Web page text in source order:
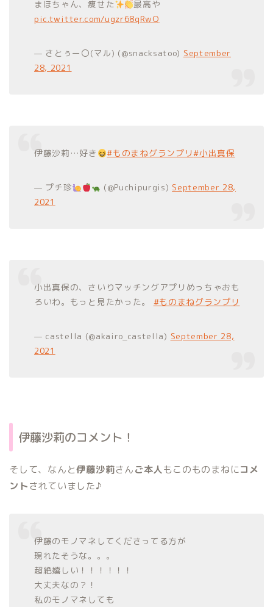
まほちゃん、痩せた
最高や
pic.twitter.com/ugzr68qRwQ
— さとぅー〇(マル) (@snacksatoo) September
28, 2021
伊藤沙莉…好き #ものまねグランプリ#小出真保
— プチ珍 (@Puchipurgis) September 28,
2021
小出真保の、さいりマッチングアプリめっちゃおも
ろいわ。もっと見たかった。 #ものまねグランプリ
— castella (@akairo_castella) September 28,
2021
伊藤沙莉のコメント！
そして、なんと伊藤沙莉さんご本人もこのものまねにコメ
ントされていました♪
伊藤のモノマネしてくださってる方が
現れたそうな。。。
超絶嬉しい！！！！！！
大丈夫なの？！
私のモノマネしても